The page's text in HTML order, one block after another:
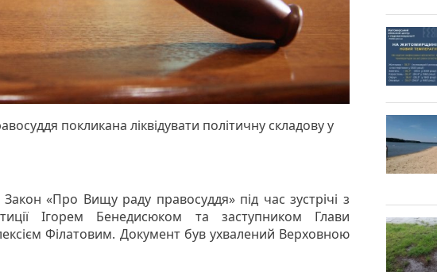
покликана ліквідувати політичну складову у
«Про Вищу раду правосуддя» під час зустрічі з
Ігорем Бенедисюком та заступником Глави
Філатовим. Документ був ухвалений Верховною